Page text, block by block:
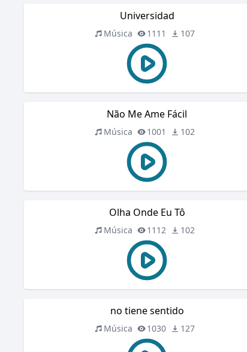
Universidad
Música 1111 107
Não Me Ame Fácil
Música 1001 102
Olha Onde Eu Tô
Música 1112 102
no tiene sentido
Música 1030 127